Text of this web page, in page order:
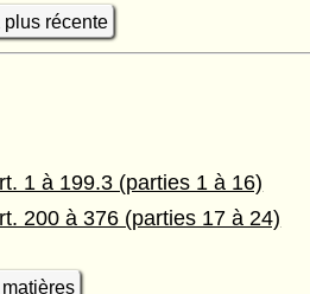
récente
1 à 199.3 (parties 1 à 16)
200 à 376 (parties 17 à 24)